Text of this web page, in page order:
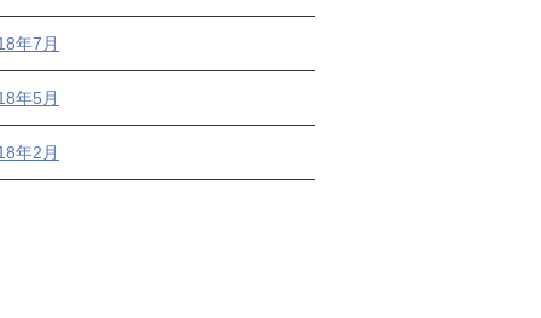
年7月
年5月
年2月